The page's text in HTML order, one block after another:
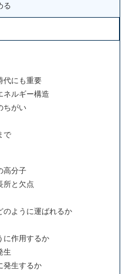
る
にも重要
ネルギー構造
がい
で
高分子
と欠点
うに運ばれるか
作用するか
生
生するか